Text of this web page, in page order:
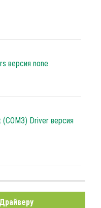
версия none
Driver версия